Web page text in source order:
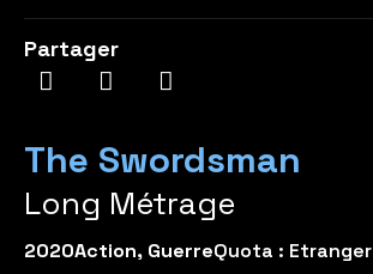
Partager
The Swordsman
Long Métrage
2020Action, GuerreQuota : Etranger